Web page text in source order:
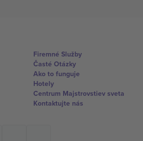
Firemné Služby
Časté Otázky
Ako to funguje
Hotely
Centrum Majstrovstiev sveta
Kontaktujte nás